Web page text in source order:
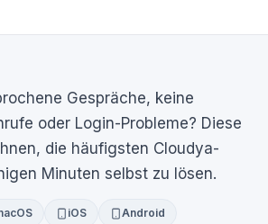
Gespräche, keine
oder Login-Probleme? Diese
die häufigsten Cloudya-
Minuten selbst zu lösen.
iOS Android